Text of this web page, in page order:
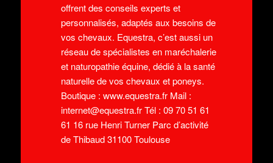
offrent des conseils experts et
personnalisés, adaptés aux besoins de
vos chevaux. Equestra, c’est aussi un
réseau de spécialistes en maréchalerie
et naturopathie équine, dédié à la santé
naturelle de vos chevaux et poneys.
Boutique : www.equestra.fr Mail :
internet@equestra.fr Tél : 09 70 51 61
61 16 rue Henri Turner Parc d’activité
de Thibaud 31100 Toulouse